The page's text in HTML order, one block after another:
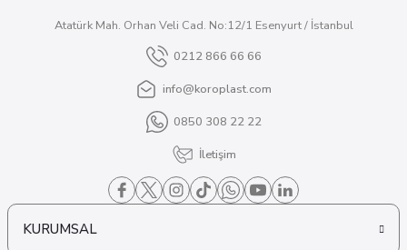
Atatürk Mah. Orhan Veli Cad. No:12/1 Esenyurt / İstanbul
0212 866 66 66
info@koroplast.com
0850 308 22 22
İletişim
KURUMSAL